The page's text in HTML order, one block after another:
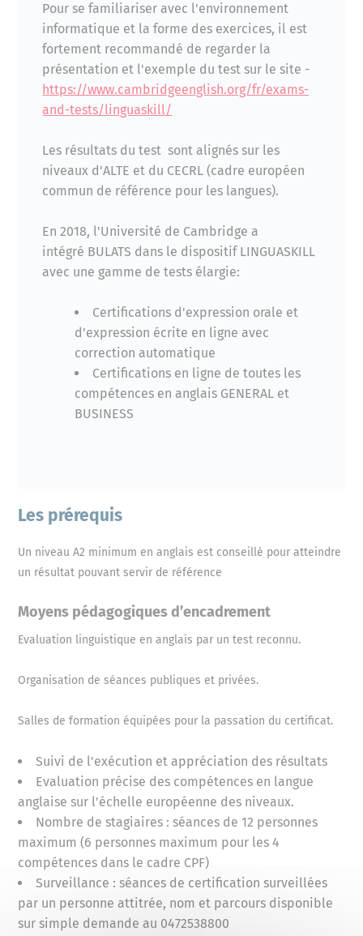
Pour se familiariser avec l'environnement
informatique et la forme des exercices, il est
fortement recommandé de regarder la
présentation et l'exemple du test sur le site -
https://www.cambridgeenglish.org/fr/exams-
and-tests/linguaskill/
Les résultats du test sont alignés sur les
niveaux d'ALTE et du CECRL (cadre européen
commun de référence pour les langues).
En 2018, l'Université de Cambridge a
intégré BULATS dans le dispositif LINGUASKILL
avec une gamme de tests élargie:
Certifications d'expression orale et
d'expression écrite en ligne avec
correction automatique
Certifications en ligne de toutes les
compétences en anglais GENERAL et
BUSINESS
Les prérequis
Un niveau A2 minimum en anglais est conseillé pour atteindre
un résultat pouvant servir de référence
Moyens pédagogiques d’encadrement
Evaluation linguistique en anglais par un test reconnu.
Organisation de séances publiques et privées.
Salles de formation équipées pour la passation du certificat.
Suivi de l'exécution et appréciation des résultats
Evaluation précise des compétences en langue
anglaise sur l'échelle européenne des niveaux.
Nombre de stagiaires : séances de 12 personnes
maximum (6 personnes maximum pour les 4
compétences dans le cadre CPF)
Surveillance : séances de certification surveillées
par un personne attitrée, nom et parcours disponible
sur simple demande au 0472538800